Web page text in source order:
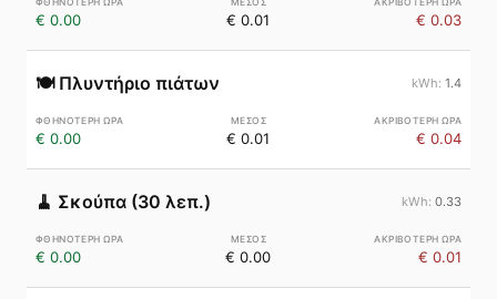
€ 0.00 € 0.01 € 0.03
🍽️ Πλυντήριο πιάτων 1.4
€ 0.00 € 0.01 € 0.04
🧹 Σκούπα (30 λεπ.) 0.33
€ 0.00 € 0.00 € 0.01